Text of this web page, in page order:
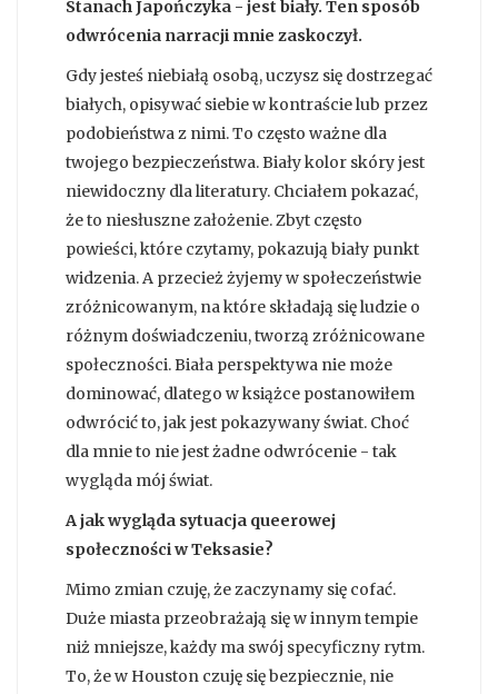
Stanach Japończyka - jest biały. Ten sposób
odwrócenia narracji mnie zaskoczył.
Gdy jesteś niebiałą osobą, uczysz się dostrzegać
białych, opisywać siebie w kontraście lub przez
podobieństwa z nimi. To często ważne dla
twojego bezpieczeństwa. Biały kolor skóry jest
niewidoczny dla literatury. Chciałem pokazać,
że to niesłuszne założenie. Zbyt często
powieści, które czytamy, pokazują biały punkt
widzenia. A przecież żyjemy w społeczeństwie
zróżnicowanym, na które składają się ludzie o
różnym doświadczeniu, tworzą zróżnicowane
społeczności. Biała perspektywa nie może
dominować, dlatego w książce postanowiłem
odwrócić to, jak jest pokazywany świat. Choć
dla mnie to nie jest żadne odwrócenie - tak
wygląda mój świat.
A jak wygląda sytuacja queerowej
społeczności w Teksasie?
Mimo zmian czuję, że zaczynamy się cofać.
Duże miasta przeobrażają się w innym tempie
niż mniejsze, każdy ma swój specyficzny rytm.
To, że w Houston czuję się bezpiecznie, nie